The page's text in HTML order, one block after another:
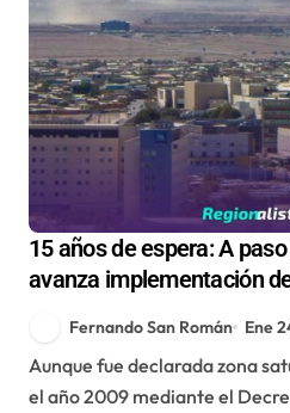
15 años de espera: A
avanza implementación
Fernando San Román Ene
Aunque fue declarada zona saturada de contaminación
el año 2009 mediante el